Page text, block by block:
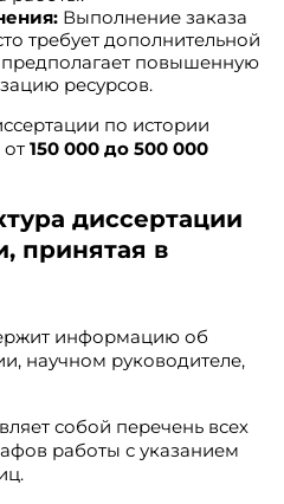
Выполнение заказа
требует дополнительной
предполагает повышенную
ресурсов.
по истории
от 150 000 до 500 000
диссертации
принятая в
информацию об
научном руководителе,
собой перечень всех
работы с указанием